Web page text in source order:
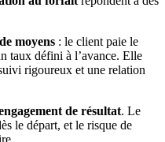
moyens : le client paie le
taux défini à l’avance. Elle
rigoureux et une relation
de résultat. Le
le départ, et le risque de